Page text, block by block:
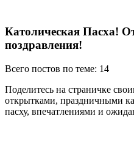
Католическая Пасха!
поздравления!
Всего постов по теме: 14
Поделитесь на страничке
открытками, праздничными
пасху, впечатлениями и